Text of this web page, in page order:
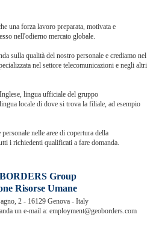
una forza lavoro preparata, motivata e
nell'odierno mercato globale.
sulla qualità del nostro personale e crediamo nel
nel settore telecomunicazioni e negli altri
lingua ufficiale del gruppo
locale di dove si trova la filiale, ad esempio
nelle aree di copertura della
i richiedenti qualificati a fare domanda.
Group
Risorse Umane
2 - 16129 Genova - Italy
un e-mail a: employment@geoborders.com